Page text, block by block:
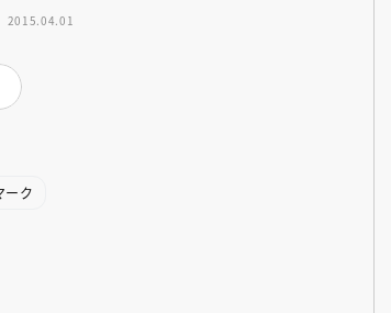
す。
2015.04.01
ーク